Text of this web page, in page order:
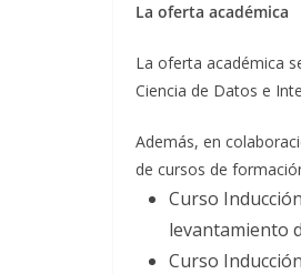
La oferta académica
La oferta académica
Ciencia de Datos e
Además, en
de cursos de
Curso
levantamiento
Curso